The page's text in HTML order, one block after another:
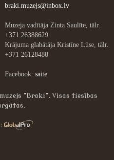
braki.muzejs@inbox.lv
Muzeja vadītāja Zinta Saulīte, tālr.
+371 26388629
Krājuma glabātāja Kristīne Lūse, tālr.
+371 26128488
Facebook: saite
"Braki". Visas tiesības